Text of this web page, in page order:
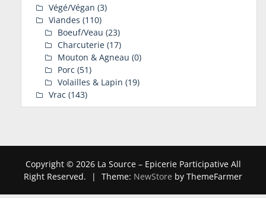
Végé/Végan (3)
Viandes (110)
Boeuf/Veau (23)
Charcuterie (17)
Mouton & Agneau (0)
Porc (51)
Volailles & Lapin (19)
Vrac (143)
Copyright © 2026 La Source – Epicerie Participative All
Right Reserved.
| Theme: NewStore by ThemeFarmer